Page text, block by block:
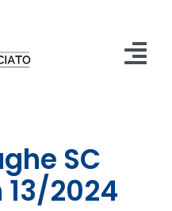
Immobiliare
SC
2024